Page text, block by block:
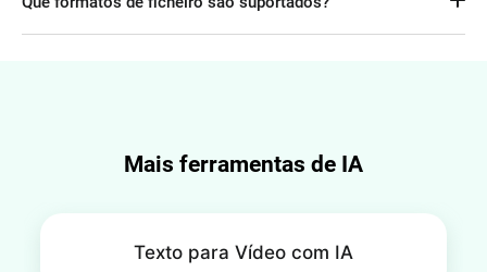
desde que tenha os direitos correspondentes sobre a
imagem original.
Mais ferramentas de IA
Texto para Vídeo com IA